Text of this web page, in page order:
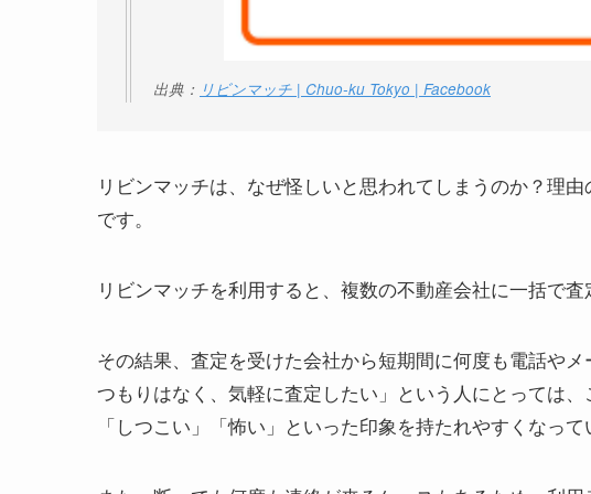
出典： リビンマッチ | Chuo-ku Tokyo | Facebook
リビンマッチは、なぜ怪しいと思われてしまうのか？理由
です。
リビンマッチを利用すると、複数の不動産会社に一括で
その結果、査定を受けた会社から短期間に何度も電話や
つもりはなく、気軽に査定したい」という人にとっては、
「しつこい」「怖い」といった印象を持たれやすくなって